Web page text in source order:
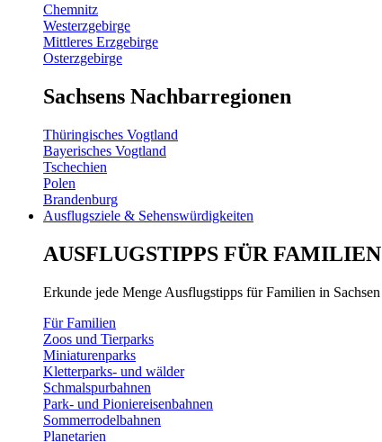
Chemnitz
Westerzgebirge
Mittleres Erzgebirge
Osterzgebirge
Sachsens Nachbarregionen
Thüringisches Vogtland
Bayerisches Vogtland
Tschechien
Polen
Brandenburg
Ausflugsziele & Sehenswürdigkeiten
AUSFLUGSTIPPS FÜR FAMILIEN
Erkunde jede Menge Ausflugstipps für Familien in Sachsen
Für Familien
Zoos und Tierparks
Miniaturenparks
Kletterparks- und wälder
Schmalspurbahnen
Park- und Pioniereisenbahnen
Sommerrodelbahnen
Planetarien